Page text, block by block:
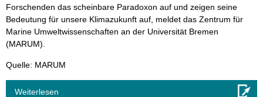
Forschenden das scheinbare Paradoxon auf und zeigen seine
Bedeutung für unsere Klimazukunft auf, meldet das Zentrum für
Marine Umweltwissenschaften an der Universität Bremen
(MARUM).
Quelle: MARUM
Weiterlesen